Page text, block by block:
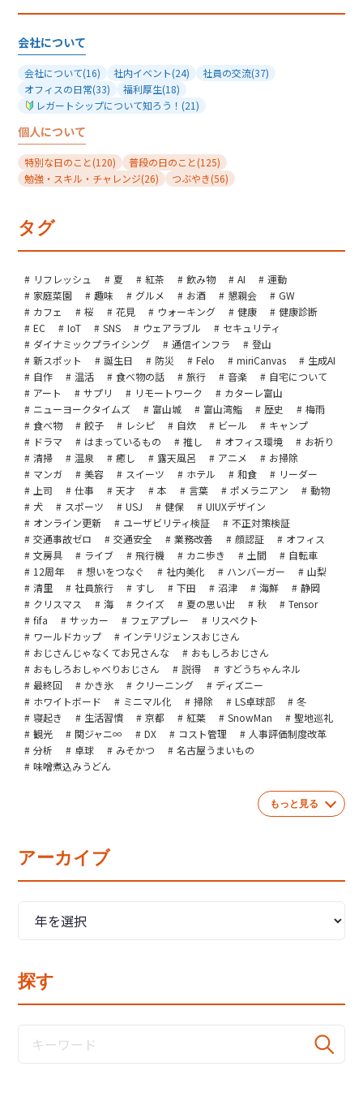
会社について
会社について(16) 社内イベント(24) 社員の交流(37)
オフィスの日常(33) 福利厚生(18)
レガートシップについて知ろう！ (21)
個人について
特別な日のこと(120) 普段の日のこと(125)
勉強・スキル・チャレンジ(26) つぶやき(56)
タグ
リフレッシュ 夏 紅茶 飲み物 AI
運動
家庭菜園
趣味 グルメ お酒 懇親会
GW
カフェ
桜 花見 ウォーキング 健康
健康診断
EC
IoT SNS ウェアラブル
セキュリティ
ダイナミックプライシング
通信インフラ
登山
新スポット
誕生日 防災 Felo miriCanvas
生成AI
自作
温活 食べ物の話 旅行 音楽
自宅について
アート
サプリ リモートワーク
カターレ富山
ニューヨークタイムズ
富山城 富山湾鮨 歴史
梅雨
食べ物
餃子 レシピ 自炊 ビール
キャンプ
ドラマ
はまっているもの 推し オフィス環境
お祈り
清掃
温泉 癒し 露天風呂 アニメ
お掃除
マンガ
美容 スイーツ ホテル 和食
リーダー
上司
仕事 天才 本 言葉 ポメラニアン
動物
犬
スポーツ USJ 健保
UIUXデザイン
オンライン更新
ユーザビリティ検証
不正対策検証
交通事故ゼロ
交通安全 業務改善 顔認証
オフィス
文房具
ライブ 飛行機 カニ歩き 土間
自転車
12周年
想いをつなぐ 社内美化 ハンバーガー
山梨
清里
社員旅行 すし 下田 沼津 海鮮
静岡
クリスマス
海 クイズ 夏の思い出 秋
Tensor
fifa
サッカー フェアプレー
リスペクト
ワールドカップ
インテリジェンスおじさん
おじさんじゃなくてお兄さんな
おもしろおじさん
おもしろおしゃべりおじさん
説得
すどうちゃんネル
最終回
かき氷 クリーニング
ディズニー
ホワイトボード
ミニマル化 掃除 LS卓球部
冬
寝起き
生活習慣 京都 紅葉 SnowMan
聖地巡礼
観光
関ジャニ∞ DX コスト管理
人事評価制度改革
分析
卓球 みそかつ
名古屋うまいもの
味噌煮込みうどん
もっと見る
アーカイブ
探す